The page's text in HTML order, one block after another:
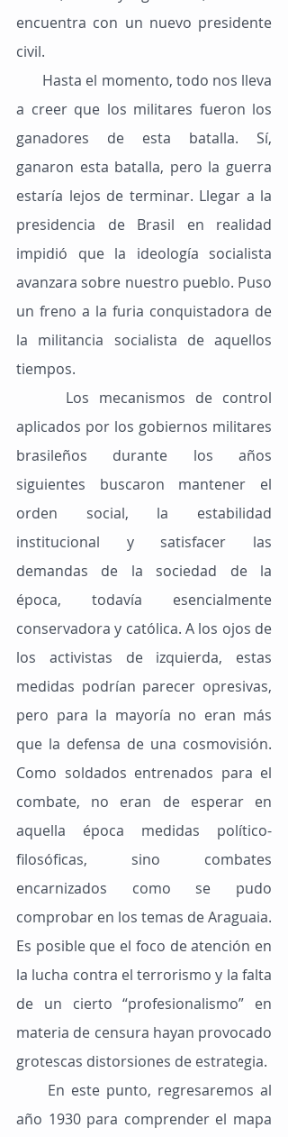
encuentra con un nuevo presidente
civil.
a creer que los militares fueron los
ganadores de esta batalla. Sí,
ganaron esta batalla, pero la guerra
estaría lejos de terminar. Llegar a la
presidencia de Brasil en realidad
impidió que la ideología socialista
avanzara sobre nuestro pueblo. Puso
un freno a la furia conquistadora de
la militancia socialista de aquellos
tiempos.
aplicados por los gobiernos militares
brasileños durante los años
siguientes buscaron mantener el
orden social, la estabilidad
institucional y satisfacer las
demandas de la sociedad de la
época, todavía esencialmente
conservadora y católica. A los ojos de
los activistas de izquierda, estas
medidas podrían parecer opresivas,
pero para la mayoría no eran más
que la defensa de una cosmovisión.
Como soldados entrenados para el
combate, no eran de esperar en
aquella época medidas político-
filosóficas, sino combates
encarnizados como se pudo
comprobar en los temas de Araguaia.
Es posible que el foco de atención en
la lucha contra el terrorismo y la falta
de un cierto “profesionalismo” en
materia de censura hayan provocado
grotescas distorsiones de estrategia.
año 1930 para comprender el mapa